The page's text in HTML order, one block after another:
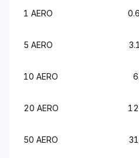
1 AERO
5 AERO
10 AERO
20 AERO
50 AERO